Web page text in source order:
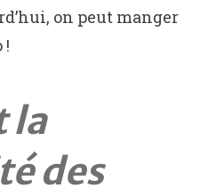
on peut manger
!
la
des